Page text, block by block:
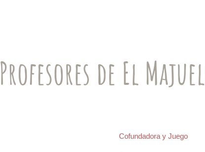
Profesores de El
Cofundadora y Juego